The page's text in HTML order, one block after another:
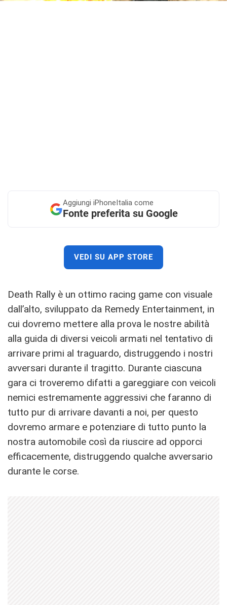
Aggiungi iPhoneItalia come
Fonte preferita su Google
VEDI SU APP STORE
Death Rally è un ottimo racing game con visuale
dall’alto, sviluppato da Remedy Entertainment, in
cui dovremo mettere alla prova le nostre abilità
alla guida di diversi veicoli armati nel tentativo di
arrivare primi al traguardo, distruggendo i nostri
avversari durante il tragitto. Durante ciascuna
gara ci troveremo difatti a gareggiare con veicoli
nemici estremamente aggressivi che faranno di
tutto pur di arrivare davanti a noi, per questo
dovremo armare e potenziare di tutto punto la
nostra automobile così da riuscire ad opporci
efficacemente, distruggendo qualche avversario
durante le corse.